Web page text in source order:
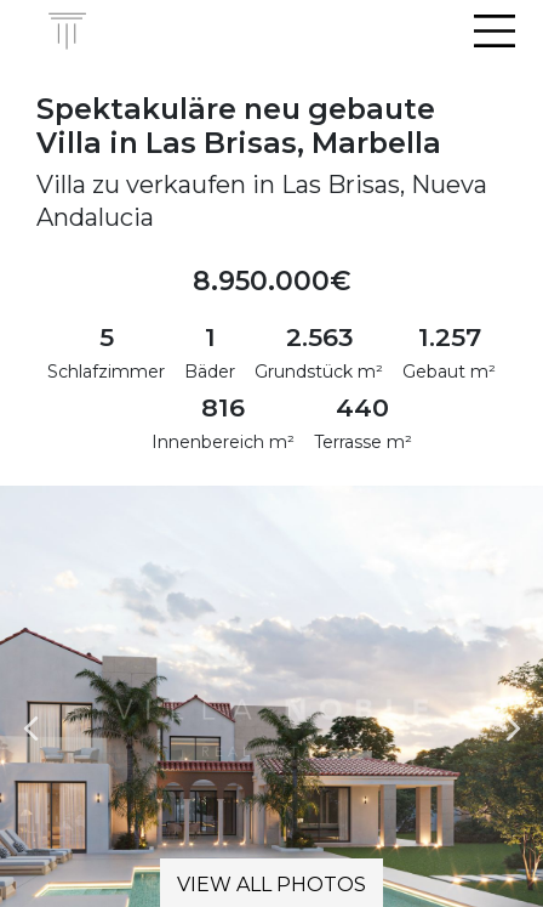
Spektakuläre neu gebaute
Villa in Las Brisas, Marbella
Villa zu verkaufen in Las Brisas, Nueva
Andalucia
8.950.000€
5
Schlafzimmer
1
Bäder
2.563
Grundstück m²
1.257
Gebaut m²
816
Innenbereich m²
440
Terrasse m²
VIEW ALL PHOTOS